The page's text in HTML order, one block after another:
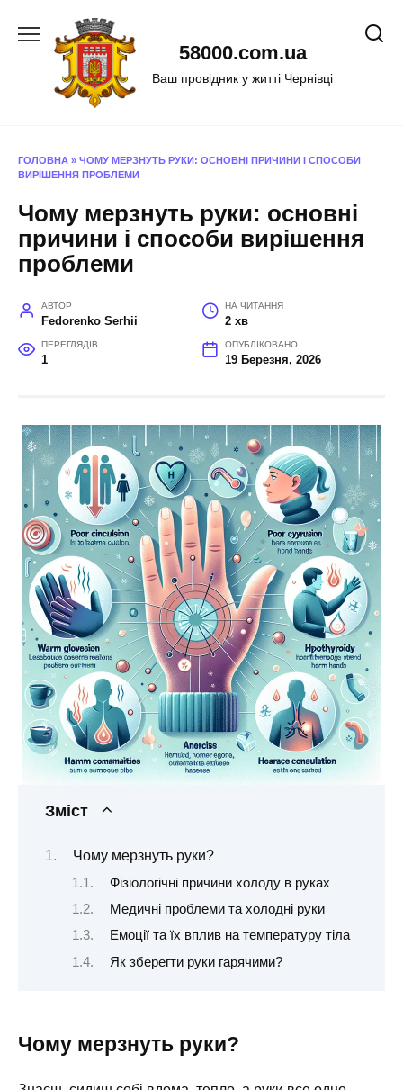
58000.com.ua
Ваш провідник у житті Чернівці
ГОЛОВНА » ЧОМУ МЕРЗНУТЬ РУКИ: ОСНОВНІ ПРИЧИНИ І СПОСОБИ
ВИРІШЕННЯ ПРОБЛЕМИ
Чому мерзнуть руки: основні
причини і способи вирішення
проблеми
АВТОР
Fedorenko Serhii
НА ЧИТАННЯ
2 хв
ПЕРЕГЛЯДІВ
1
ОПУБЛІКОВАНО
19 Березня, 2026
Зміст
Чому мерзнуть руки?
Фізіологічні причини холоду в руках
Медичні проблеми та холодні руки
Емоції та їх вплив на температуру тіла
Як зберегти руки гарячими?
Чому мерзнуть руки?